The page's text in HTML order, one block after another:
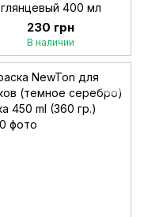
глянцевый 400 мл
230 грн
В наличии